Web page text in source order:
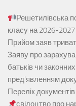
Решетилівська
класу на 2026-2027
Прийом заяв
Заяву про
батьків чи
пред'явленням
Перелік
свідоцтво про